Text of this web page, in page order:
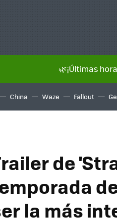
🌿¡Últimas
China Waze Fallout
de
la más